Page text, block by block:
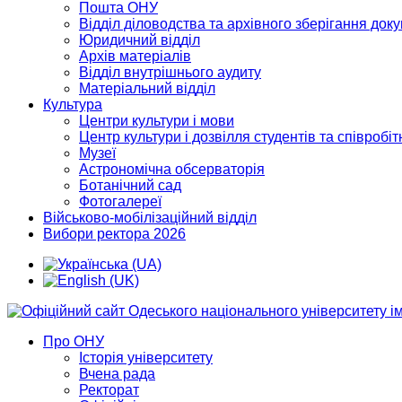
Пошта ОНУ
Відділ діловодства та архівного зберігання
Юридичний відділ
Архів матеріалів
Відділ внутрішнього аудиту
Матеріальний відділ
Культура
Центри культури і мови
Центр культури і дозвілля студентів та
Музеї
Астрономічна обсерваторія
Ботанічний сад
Фотогалереї
Військово-мобілізаційний відділ
Вибори ректора 2026
Про ОНУ
Історія університету
Вчена рада
Ректорат